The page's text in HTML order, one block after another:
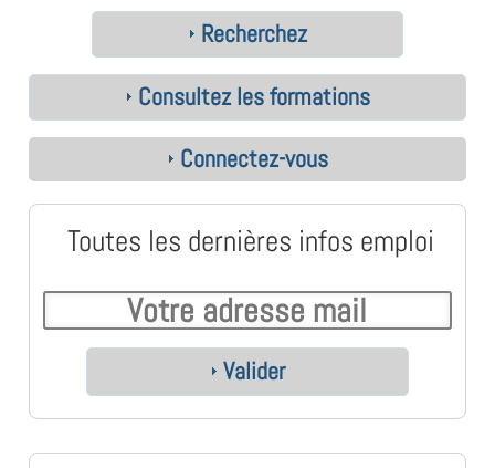
Recherchez
Consultez les formations
Connectez-vous
Toutes les dernières infos emploi
Valider